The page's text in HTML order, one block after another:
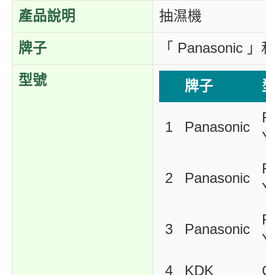
產品說明 抽濕機
牌子 「 Panasonic
型號 牌子
1 Panasonic
2 Panasonic
3 Panasonic
4 KDK